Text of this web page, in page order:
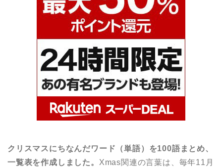
クリスマスにちなんだワード（単語）を100語まとめ、
一覧表を作成しました。 Xmas関連の言葉は、毎年11月